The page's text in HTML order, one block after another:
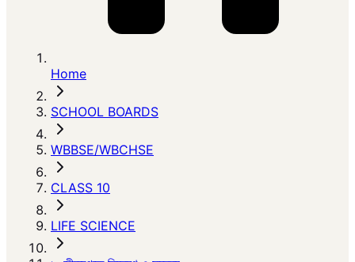
Home
SCHOOL BOARDS
WBBSE/WBCHSE
CLASS 10
LIFE SCIENCE